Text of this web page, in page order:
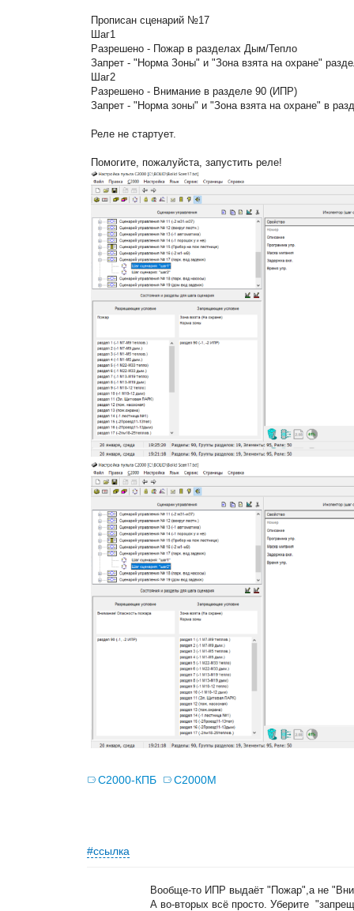
Прописан сценарий №17
Шаг1
Разрешено - Пожар в разделах Дым/Тепло
Запрет - "Норма Зоны" и "Зона взята на охране"
Шаг2
Разрешено - Внимание в разделе 90 (ИПР)
Запрет - "Норма зоны" и "Зона взята на охране" в
Реле не стартует.
Помогите, пожалуйста, запустить реле!
С2000-КПБ С2000М
#ссылка
Вообще-то ИПР выдаёт "Пожар",а не
А во-вторых всё просто. Уберите